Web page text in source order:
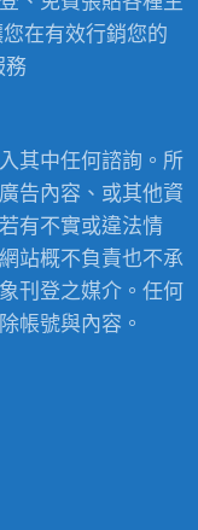
在有效行銷您的
務
其中任何諮詢。所
告內容、或其他資
有不實或違法情
站概不負責也不承
刊登之媒介。任何
帳號與內容。